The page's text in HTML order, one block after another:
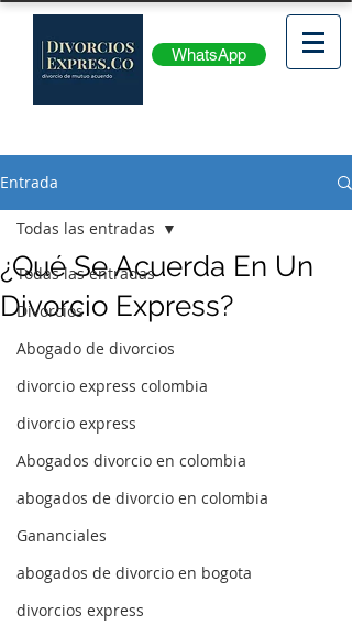
WhatsApp
Entrada
Todas las entradas
Divorcios
Abogado de divorcios
divorcio express colombia
divorcio express
Abogados divorcio en colombia
abogados de divorcio en colombia
Gananciales
abogados de divorcio en bogota
divorcios express
Todas las entradas
¿Qué Se Acuerda En Un
Divorcio Express?